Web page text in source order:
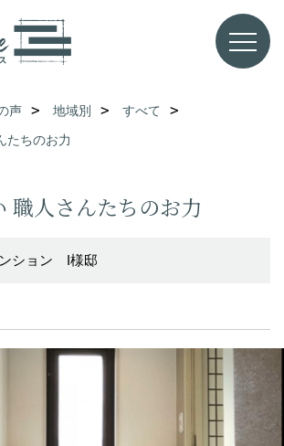
声 地域別
すべて
たちのお力
職人さんたちのお力
ション I様邸